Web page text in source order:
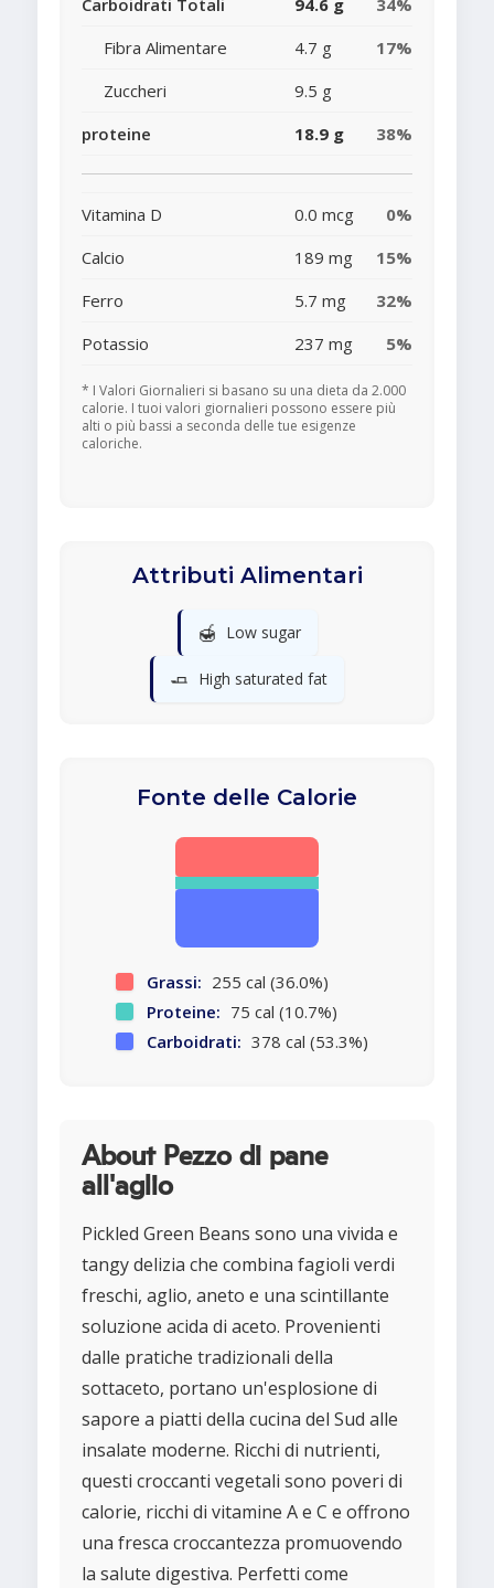
Carboidrati Totali 94.6 g
34%
Fibra Alimentare
4.7 g
17%
Zuccheri
9.5 g
proteine
18.9 g 38%
Vitamina D 0.0 mcg
0%
Calcio
189 mg
15%
Ferro
5.7 mg
32%
Potassio
237 mg 5%
* I Valori Giornalieri si basano su una dieta da 2.000
calorie. I tuoi valori giornalieri possono essere più
alti o più bassi a seconda delle tue esigenze
caloriche.
Attributi Alimentari
🍯 Low sugar
🧈 High saturated fat
Fonte delle Calorie
Grassi: 255 cal (36.0%)
Proteine: 75 cal (10.7%)
Carboidrati: 378 cal (53.3%)
About Pezzo di pane
all'aglio
Pickled Green Beans sono una vivida e
tangy delizia che combina fagioli verdi
freschi, aglio, aneto e una scintillante
soluzione acida di aceto. Provenienti
dalle pratiche tradizionali della
sottaceto, portano un'esplosione di
sapore a piatti della cucina del Sud alle
insalate moderne. Ricchi di nutrienti,
questi croccanti vegetali sono poveri di
calorie, ricchi di vitamine A e C e offrono
una fresca croccantezza promuovendo
la salute digestiva. Perfetti come